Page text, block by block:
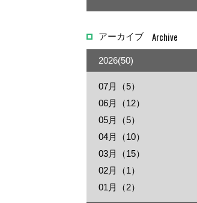
アーカイブ Archive
2026(50)
07月（5）
06月（12）
05月（5）
04月（10）
03月（15）
02月（1）
01月（2）